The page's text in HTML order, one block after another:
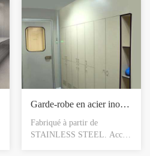
entre la pièce propre et la
pièce non-propre pour le
transfert de petite matière
afin de réduire les temps
ouverts de porte de la pièce
propre et de réduire le risque
de contamination au plus bas.
Garde-robe en acier inoxydable
Fabriqué à partir de
STAINLESS STEEL. Accès